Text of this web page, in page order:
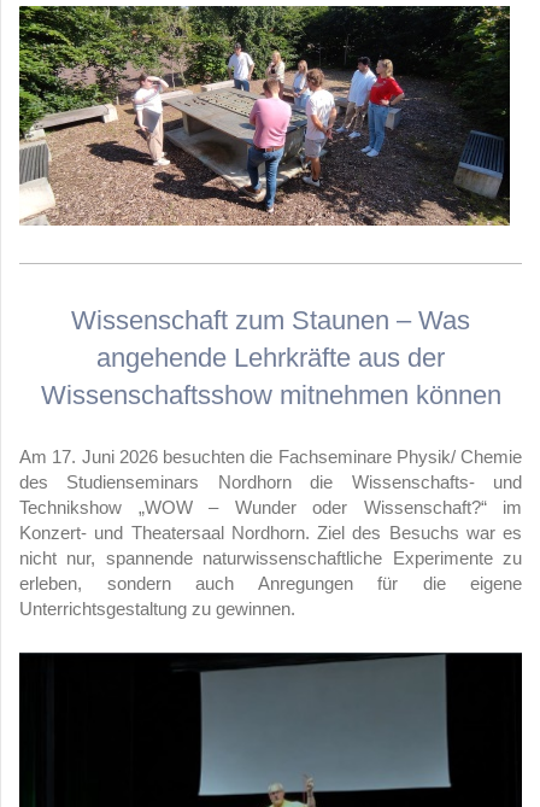
Wissenschaft zum Staunen – Was
angehende Lehrkräfte aus der
Wissenschaftsshow mitnehmen können
Am 17. Juni 2026 besuchten die Fachseminare Physik/ Chemie
des Studienseminars Nordhorn die Wissenschafts- und
Technikshow „WOW – Wunder oder Wissenschaft?“ im
Konzert- und Theatersaal Nordhorn. Ziel des Besuchs war es
nicht nur, spannende naturwissenschaftliche Experimente zu
erleben, sondern auch Anregungen für die eigene
Unterrichtsgestaltung zu gewinnen.